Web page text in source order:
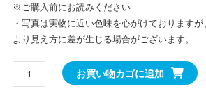
※ご購入前にお読みください
・写真は実物に近い色味を心がけております
より見え方に差が生じる場合がございます。
わ
お買い物カゴに追加